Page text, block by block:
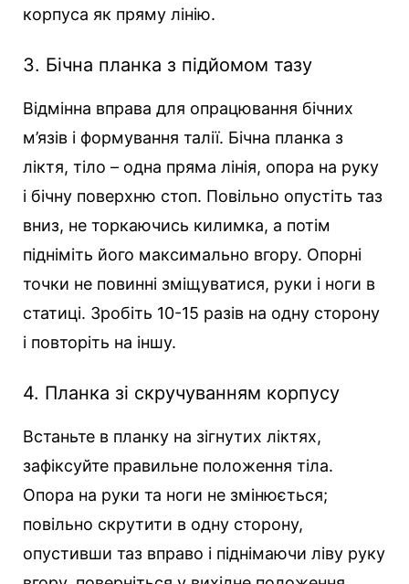
корпуса як пряму лінію.
3. Бічна планка з підйомом тазу
Відмінна вправа для опрацювання бічних
м’язів і формування талії. Бічна планка з
ліктя, тіло – одна пряма лінія, опора на руку
і бічну поверхню стоп. Повільно опустіть таз
вниз, не торкаючись килимка, а потім
підніміть його максимально вгору. Опорні
точки не повинні зміщуватися, руки і ноги в
статиці. Зробіть 10-15 разів на одну сторону
і повторіть на іншу.
4. Планка зі скручуванням корпусу
Встаньте в планку на зігнутих ліктях,
зафіксуйте правильне положення тіла.
Опора на руки та ноги не змінюється;
повільно скрутити в одну сторону,
опустивши таз вправо і піднімаючи ліву руку